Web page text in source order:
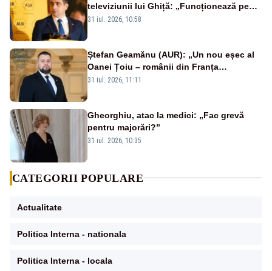
televiziunii lui Ghiță: „Funcționează pe
miliarde luate de la români”
31 iul. 2026, 10:58
Ștefan Geamănu (AUR): „Un nou eșec al
Oanei Țoiu – românii din Franța
abandonați de propriul minister de
31 iul. 2026, 11:11
Gheorghiu, atac la medici: „Fac grevă
pentru majorări?”
31 iul. 2026, 10:35
CATEGORII POPULARE
Actualitate
Politica Interna - nationala
Politica Interna - locala